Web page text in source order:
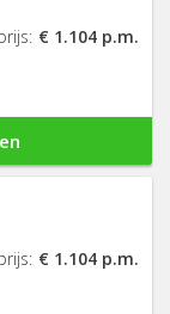
€ 1.104 p.m.
€ 1.104 p.m.